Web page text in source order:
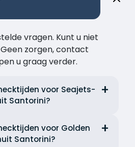
vragen. Kunt u niet
zorgen, contact
u graag verder.
voor Seajets-
Santorini?
voor Golden
Santorini?